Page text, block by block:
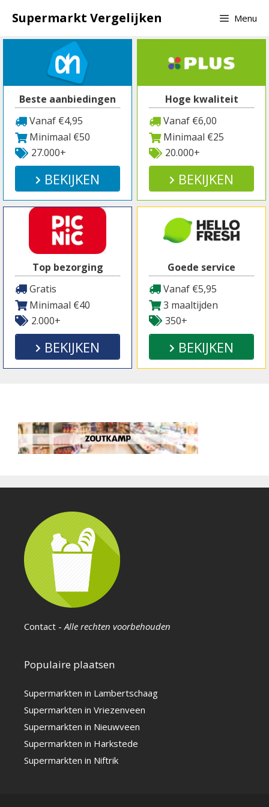
naar
inhoud
Supermarkt Vergelijken Menu
Beste aanbiedingen
Vanaf €4,95
Minimaal €50
27.000+
BEKIJKEN
Hoge kwaliteit
Vanaf €6,00
Minimaal €25
20.000+
BEKIJKEN
Top bezorging
Gratis
Minimaal €40
2.000+
BEKIJKEN
Goede service
Vanaf €5,95
3 maaltijden
350+
BEKIJKEN
Contact - Alle rechten voorbehouden
Populaire plaatsen
Supermarkten in Lambertschaag
Supermarkten in Vriezenveen
Supermarkten in Nieuwveen
Supermarkten in Harkstede
Supermarkten in Niftrik